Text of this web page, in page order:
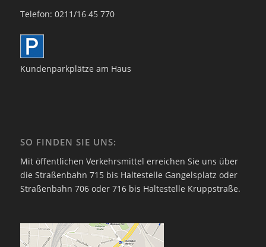
Telefon: 0211/16 45 770
Kundenparkplätze am Haus
SO FINDEN SIE UNS:
Mit öffentlichen Verkehrsmittel erreichen Sie uns über
die Straßenbahn 715 bis Haltestelle Gangelsplatz oder
Straßenbahn 706 oder 716 bis Haltestelle Kruppstraße.